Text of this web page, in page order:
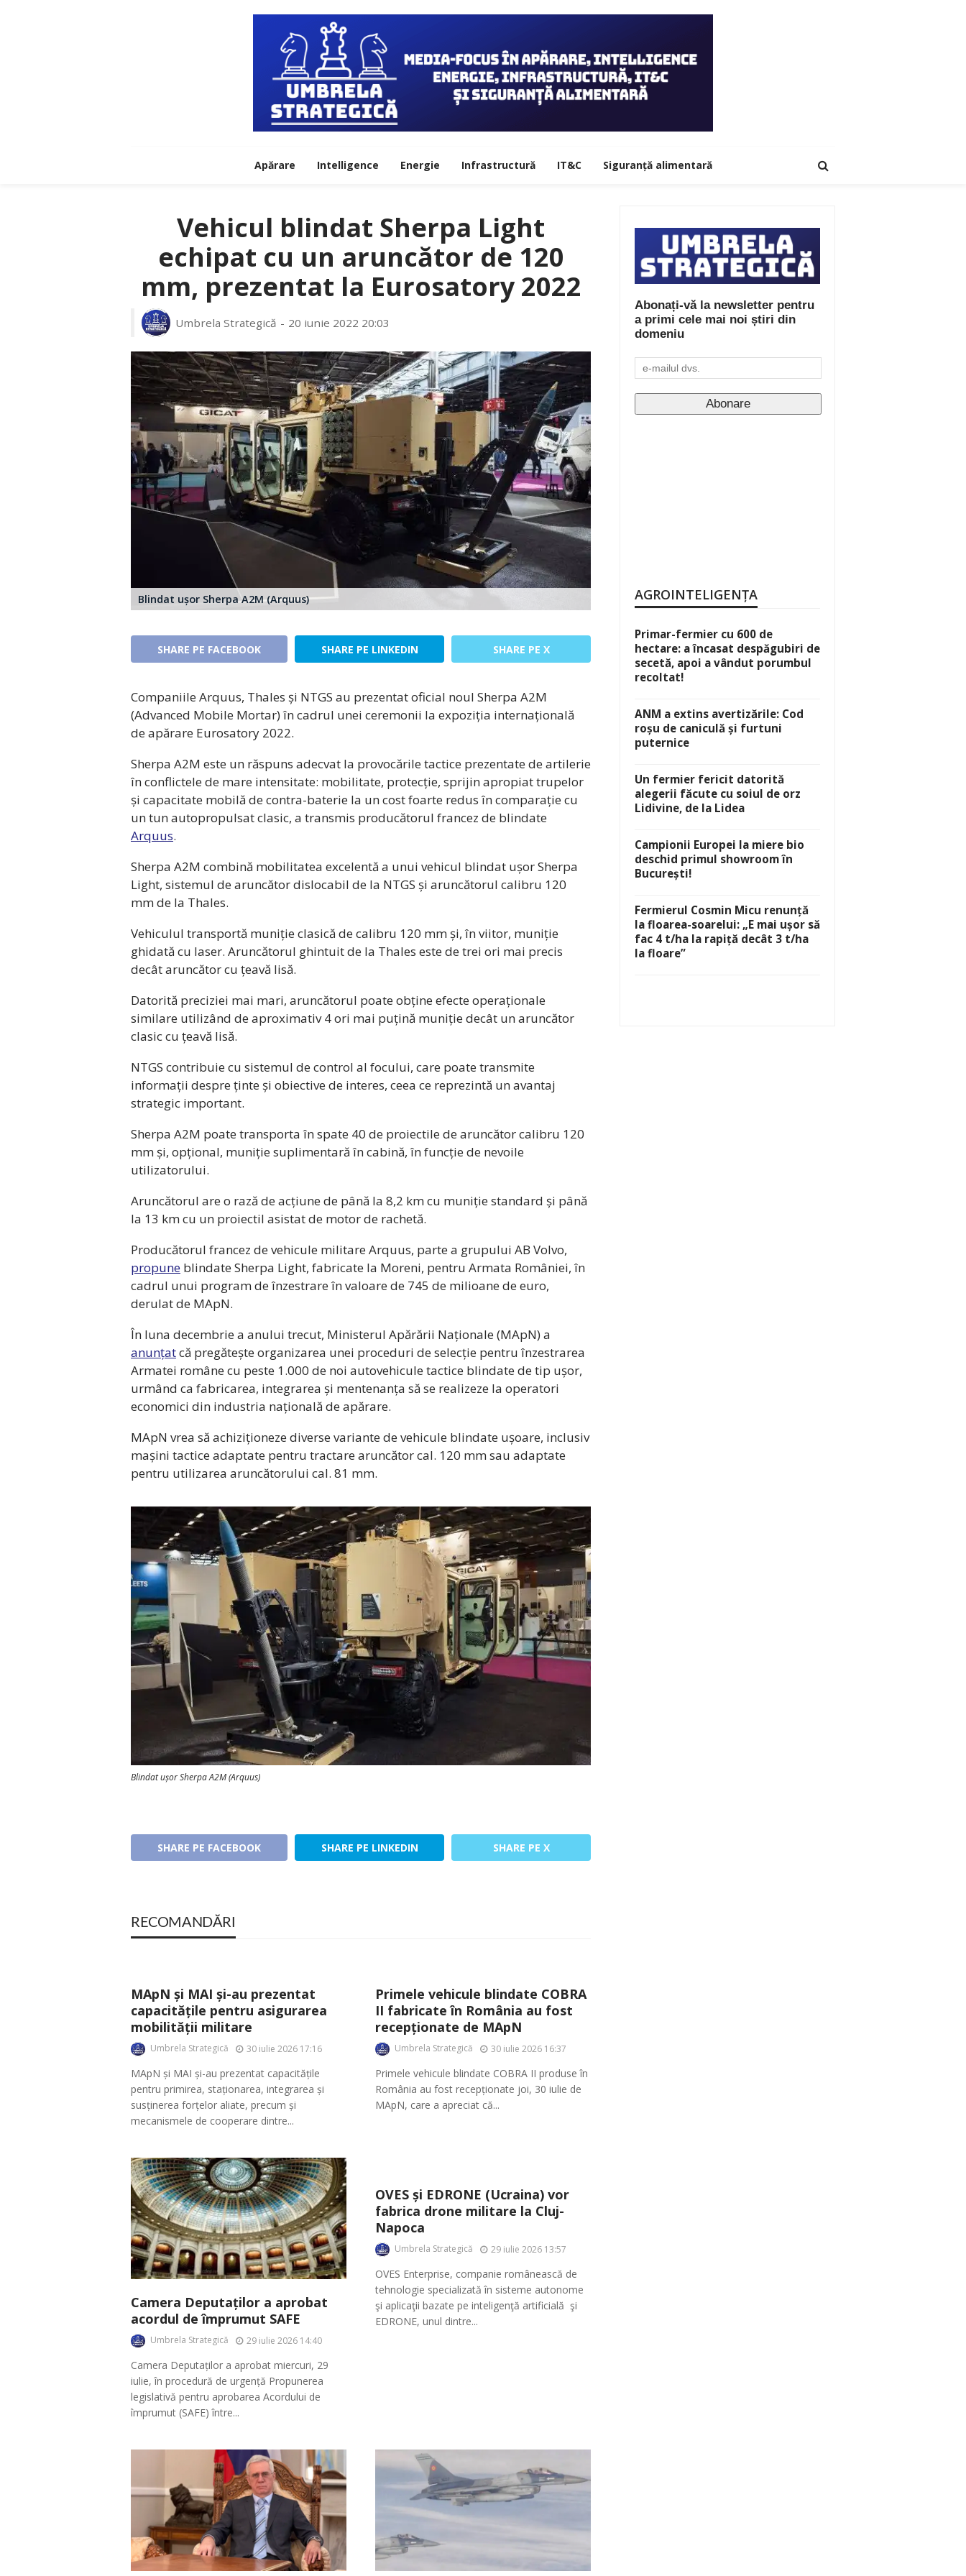
Apărare Intelligence Energie Infrastructură IT&C Siguranță alimentară
Vehicul blindat Sherpa Light
echipat cu un aruncător de 120
mm, prezentat la Eurosatory 2022
Umbrela Strategică 20 iunie 2022 20:03
Blindat ușor Sherpa A2M (Arquus)
SHARE PE FACEBOOK SHARE PE LINKEDIN SHARE PE X
Companiile Arquus, Thales și NTGS au prezentat oficial noul Sherpa A2M
(Advanced Mobile Mortar) în cadrul unei ceremonii la expoziția internațională
de apărare Eurosatory 2022.
Sherpa A2M este un răspuns adecvat la provocările tactice prezentate de artilerie
în conflictele de mare intensitate: mobilitate, protecție, sprijin apropiat trupelor
și capacitate mobilă de contra-baterie la un cost foarte redus în comparație cu
un tun autopropulsat clasic, a transmis producătorul francez de blindate
Arquus.
Sherpa A2M combină mobilitatea excelentă a unui vehicul blindat ușor Sherpa
Light, sistemul de aruncător dislocabil de la NTGS și aruncătorul calibru 120
mm de la Thales.
Vehiculul transportă muniție clasică de calibru 120 mm și, în viitor, muniție
ghidată cu laser. Aruncătorul ghintuit de la Thales este de trei ori mai precis
decât aruncător cu țeavă lisă.
Datorită preciziei mai mari, aruncătorul poate obține efecte operaționale
similare utilizând de aproximativ 4 ori mai puțină muniție decât un aruncător
clasic cu țeavă lisă.
NTGS contribuie cu sistemul de control al focului, care poate transmite
informații despre ținte și obiective de interes, ceea ce reprezintă un avantaj
strategic important.
Sherpa A2M poate transporta în spate 40 de proiectile de aruncător calibru 120
mm și, opțional, muniție suplimentară în cabină, în funcție de nevoile
utilizatorului.
Aruncătorul are o rază de acțiune de până la 8,2 km cu muniție standard și până
la 13 km cu un proiectil asistat de motor de rachetă.
Producătorul francez de vehicule militare Arquus, parte a grupului AB Volvo,
propune blindate Sherpa Light, fabricate la Moreni, pentru Armata României, în
cadrul unui program de înzestrare în valoare de 745 de milioane de euro,
derulat de MApN.
În luna decembrie a anului trecut, Ministerul Apărării Naționale (MApN) a
anunțatcă pregătește organizarea unei proceduri de selecție pentru înzestrarea
Armatei române cu peste 1.000 de noi autovehicule tactice blindate de tip ușor,
urmând ca fabricarea, integrarea și mentenanța să se realizeze la operatori
economici din industria națională de apărare.
MApN vrea să achiziționeze diverse variante de vehicule blindate ușoare, inclusiv
mașini tactice adaptate pentru tractare aruncător cal. 120 mm sau adaptate
pentru utilizarea aruncătorului cal. 81 mm.
Blindat ușor Sherpa A2M (Arquus)
SHARE PE FACEBOOK SHARE PE LINKEDIN SHARE PE X
RECOMANDĂRI
MApN și MAI și-au prezentat
capacitățile pentru asigurarea
mobilității militare
Umbrela Strategică 30 iulie 2026 17:16
MApN și MAI și-au prezentat capacitățile
pentru primirea, staționarea, integrarea și
susținerea forțelor aliate, precum și
mecanismele de cooperare dintre...
Primele vehicule blindate COBRA
II fabricate în România au fost
recepționate de MApN
Umbrela Strategică 30 iulie 2026 16:37
Primele vehicule blindate COBRA II produse în
România au fost recepționate joi, 30 iulie de
MApN, care a apreciat că...
Camera Deputaților a aprobat
acordul de împrumut SAFE
Umbrela Strategică 29 iulie 2026 14:40
Camera Deputaților a aprobat miercuri, 29
iulie, în procedură de urgență Propunerea
legislativă pentru aprobarea Acordului de
împrumut (SAFE) între...
OVES și EDRONE (Ucraina) vor
fabrica drone militare la Cluj-
Napoca
Umbrela Strategică 29 iulie 2026 13:57
OVES Enterprise, companie românească de
tehnologie specializată în sisteme autonome
şi aplicaţii bazate pe inteligenţă artificială şi
EDRONE, unul dintre...
Abonați-vă la newsletter pentru
a primi cele mai noi știri din
domeniu
AGROINTELIGENȚA
Primar-fermier cu 600 de
hectare: a încasat despăgubiri de
secetă, apoi a vândut porumbul
recoltat!
ANM a extins avertizările: Cod
roșu de caniculă și furtuni
puternice
Un fermier fericit datorită
alegerii făcute cu soiul de orz
Lidivine, de la Lidea
Campionii Europei la miere bio
deschid primul showroom în
București!
Fermierul Cosmin Micu renunță
la floarea-soarelui: „E mai ușor să
fac 4 t/ha la rapiță decât 3 t/ha
la floare”